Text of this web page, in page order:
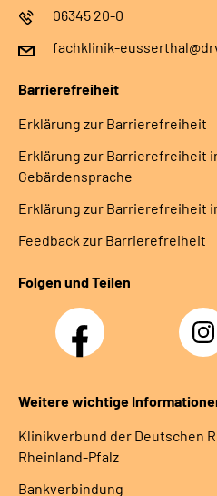
06345 20-0
fachklinik-
Barrierefreiheit
Erklärung zur Barrierefreiheit
Erklärung zur Barrierefreiheit
Gebärdensprache
Erklärung zur Barrierefreiheit
Feedback zur Barrierefreiheit
Folgen und Teilen
Facebook
DRV
Weitere wichtige
Klinikverbund der Deutschen
Rheinland-Pfalz
Bankverbindung